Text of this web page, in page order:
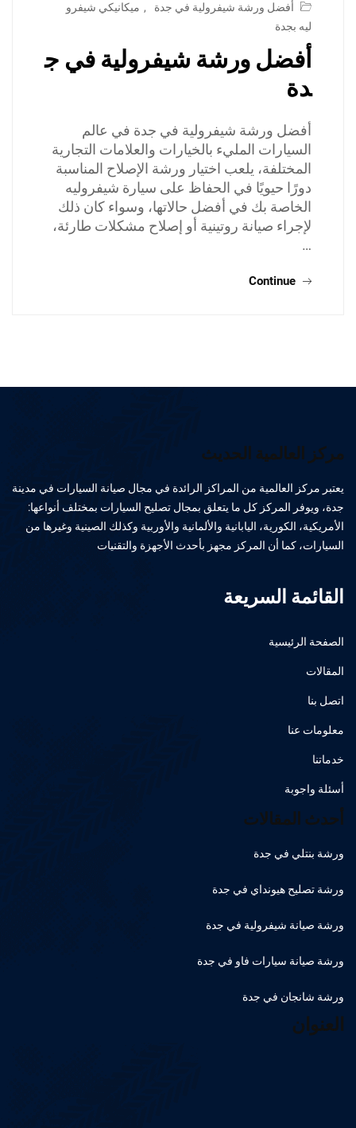
أفضل ورشة شيفرولية في جدة
, ميكانيكي شيفرو
ليه بجدة
أفضل ورشة شيفرولية في ج
دة
أفضل ورشة شيفرولية في جدة في عالم
السيارات المليء بالخيارات والعلامات التجارية
المختلفة، يلعب اختيار ورشة الإصلاح المناسبة
دورًا حيويًا في الحفاظ على سيارة شيفروليه
الخاصة بك في أفضل حالاتها، وسواء كان ذلك
لإجراء صيانة روتينية أو إصلاح مشكلات طارئة،
…
Continue
مركز العالمية الحديث
يعتبر مركز العالمية من المراكز الرائدة في مجال صيانة السيارات في مدينة
جدة، ويوفر المركز كل ما يتعلق بمجال تصليح السيارات بمختلف أنواعها:
الأمريكية، الكورية، اليابانية والألمانية والأوربية وكذلك الصينية وغيرها من
السيارات، كما أن المركز مجهز بأحدث الأجهزة والتقنيات
القائمة السريعة
الصفحة الرئيسية
المقالات
اتصل بنا
معلومات عنا
خدماتنا
أسئلة واجوبة
أحدث المقالات
ورشة بنتلي في جدة
ورشة تصليح هيونداي في جدة
ورشة صيانة شيفرولية في جدة
ورشة صيانة سيارات فاو في جدة
ورشة شانجان في جدة
العنوان